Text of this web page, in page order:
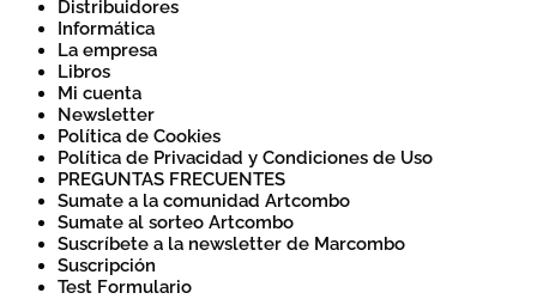
Distribuidores
Informática
La empresa
Libros
Mi cuenta
Newsletter
Política de Cookies
Política de Privacidad y Condiciones de Uso
PREGUNTAS FRECUENTES
Sumate a la comunidad Artcombo
Sumate al sorteo Artcombo
Suscríbete a la newsletter de Marcombo
Suscripción
Test Formulario